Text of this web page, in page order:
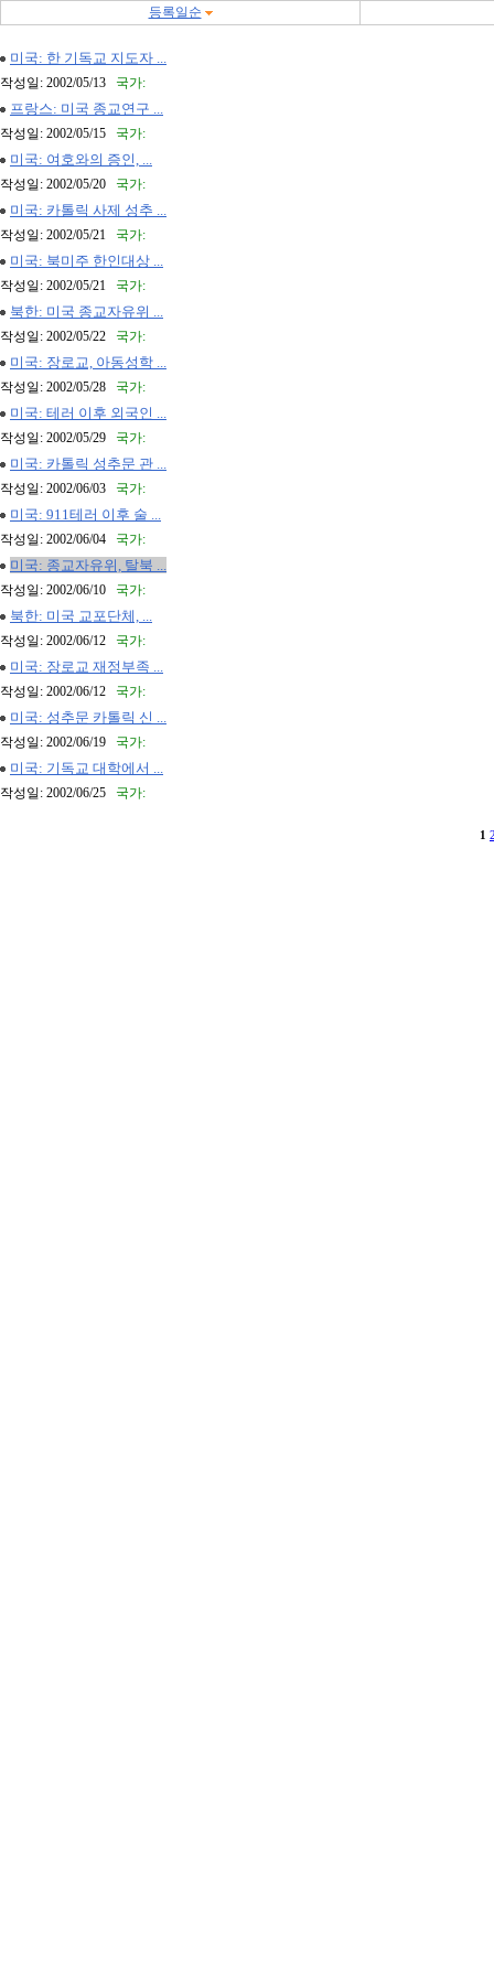
등록일순
미국: 한 기독교 지도자 ...
작성일: 2002/05/13 국가:
프랑스: 미국 종교연구 ...
작성일: 2002/05/15 국가:
미국: 여호와의 증인, ...
작성일: 2002/05/20 국가:
미국: 카톨릭 사제 성추 ...
작성일: 2002/05/21 국가:
미국: 북미주 한인대상 ...
작성일: 2002/05/21 국가:
북한: 미국 종교자유위 ...
작성일: 2002/05/22 국가:
미국: 장로교, 아동성학 ...
작성일: 2002/05/28 국가:
미국: 테러 이후 외국인 ...
작성일: 2002/05/29 국가:
미국: 카톨릭 성추문 관 ...
작성일: 2002/06/03 국가:
미국: 911테러 이후 술 ...
작성일: 2002/06/04 국가:
미국: 종교자유위, 탈북 ...
작성일: 2002/06/10 국가:
북한: 미국 교포단체, ...
작성일: 2002/06/12 국가:
미국: 장로교 재정부족 ...
작성일: 2002/06/12 국가:
미국: 성추문 카톨릭 신 ...
작성일: 2002/06/19 국가:
미국: 기독교 대학에서 ...
작성일: 2002/06/25 국가:
1